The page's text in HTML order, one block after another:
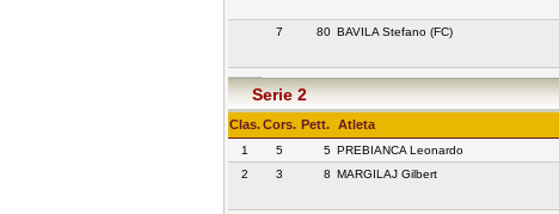
7
80 BAVILA Stefano (FC)
Serie 2
Clas.Cors. Pett. Atleta
1 5 5 PREBIANCA Leonardo
2
3 8 MARGILAJ Gilbert